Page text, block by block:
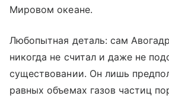
Мировом океане.
Любопытная деталь: сам
никогда не считал и даже не
существовании. Он лишь
равных объемах газов частиц